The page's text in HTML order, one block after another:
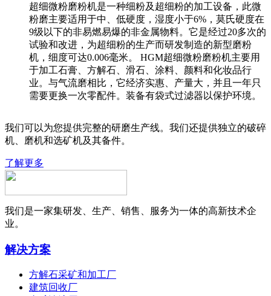
超细微粉磨粉机是一种细粉及超细粉的加工设备，此微
粉磨主要适用于中、低硬度，湿度小于6%，莫氏硬度在
9级以下的非易燃易爆的非金属物料。它是经过20多次的
试验和改进，为超细粉的生产而研发制造的新型磨粉
机，细度可达0.006毫米。 HGM超细微粉磨粉机主要用
于加工石膏、方解石、滑石、涂料、颜料和化妆品行
业。与气流磨相比，它经济实惠、产量大，并且一年只
需要更换一次零配件。装备有袋式过滤器以保护环境。
我们可以为您提供完整的研磨生产线。我们还提供独立的破碎
机、磨机和选矿机及其备件。
了解更多
我们是一家集研发、生产、销售、服务为一体的高新技术企
业。
解决方案
方解石采矿和加工厂
建筑回收厂